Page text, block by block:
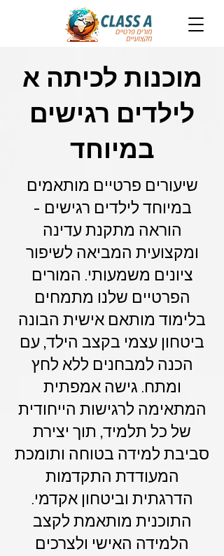
מוכנות לכיתה א
לילדים רגישים
במיוחד
שיעורים פרטיים מותאמים
במיוחד לילדים רגישים -
הוראה מתקנת עדינה
ומקצועית המביאה לשיפור
ציונים משמעותי. המורים
הפרטיים שלנו מתמחים
בלימוד מותאם אישית הבונה
ביטחון עצמי בקצב הילד, עם
הכנה למבחנים ללא לחץ
ומתח. גישה אמפתית
המתאימה לרגישות הייחודית
של כל תלמיד, תוך יצירת
סביבת למידה בטוחה ותומכת
המעודדת התקדמות
הדרגתית וביטחון אקדמי.
התוכנית מותאמת לקצב
הלמידה האישי ולצרכים